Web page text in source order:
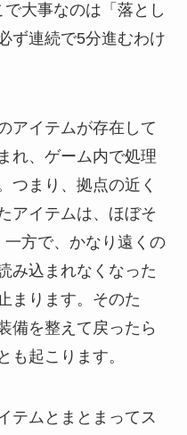
大事なのは「落とし
ず連続で5分進むわけ
アイテムが存在して
れ、ゲーム内で処理
つまり、拠点の近く
アイテムは、ほぼそ
方で、かなり遠くの
み込まれなくなった
まります。そのた
備を整えて戻ったら
も起こります。
テムとまとまってス